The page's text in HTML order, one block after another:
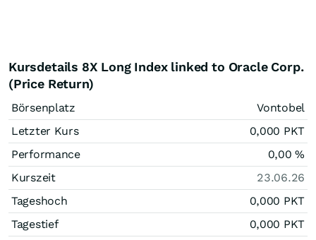
Kursdetails 8X Long Index linked to Oracle Corp.
(Price Return)
Börsenplatz
Vontobel
Letzter Kurs
0,000 PKT
Performance
0,00%
Kurszeit
23.06.26
Tageshoch
0,000 PKT
Tagestief
0,000 PKT